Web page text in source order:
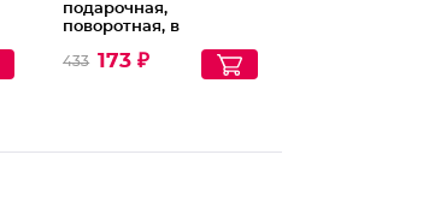
подарочная,
поворотная, в
Фрэнсис Цвет
корпуса фиолетовый
433 173 ₽